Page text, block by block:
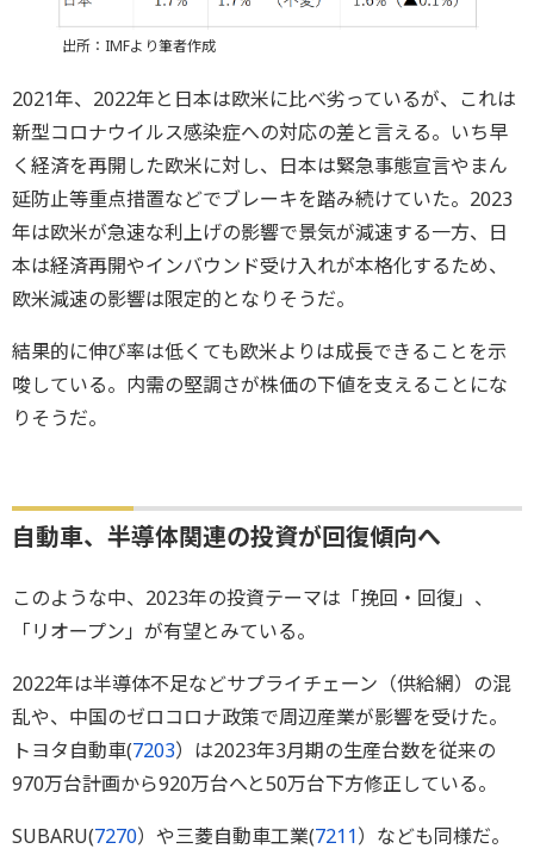
出所：IMFより筆者作成
2021年、2022年と日本は欧米に比べ劣っているが、これは
新型コロナウイルス感染症への対応の差と言える。いち早
く経済を再開した欧米に対し、日本は緊急事態宣言やまん
延防止等重点措置などでブレーキを踏み続けていた。2023
年は欧米が急速な利上げの影響で景気が減速する一方、日
本は経済再開やインバウンド受け入れが本格化するため、
欧米減速の影響は限定的となりそうだ。
結果的に伸び率は低くても欧米よりは成長できることを示
唆している。内需の堅調さが株価の下値を支えることにな
りそうだ。
自動車、半導体関連の投資が回復傾向へ
このような中、2023年の投資テーマは「挽回・回復」、
「リオープン」が有望とみている。
2022年は半導体不足などサプライチェーン（供給網）の混
乱や、中国のゼロコロナ政策で周辺産業が影響を受けた。
トヨタ自動車(7203）は2023年3月期の生産台数を従来の
970万台計画から920万台へと50万台下方修正している。
SUBARU(7270）や三菱自動車工業(7211）なども同様だ。